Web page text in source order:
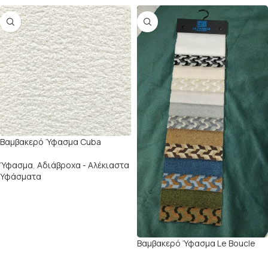
Βαμβακερό Ύφασμα Cuba
Ύφασμα, Αδιάβροχα - Αλέκιαστα
Υφάσματα
Βαμβακερό Ύφασμα Le Boucle